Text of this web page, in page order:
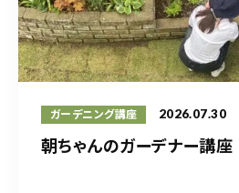
ガーデニング講座 2026.07.30
朝ちゃんのガーデナー講座